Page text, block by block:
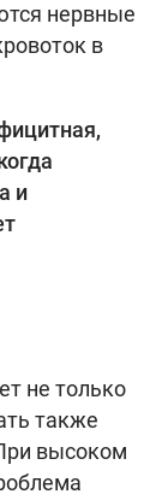
нервные
в
и
не только
также
высоком